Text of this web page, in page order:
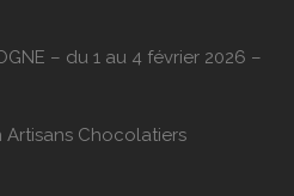
– du 1 au 4 février 2026 –
Artisans Chocolatiers